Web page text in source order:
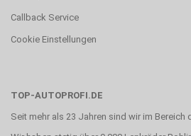
Callback Service
Cookie Einstellungen
TOP-AUTOPROFI.DE
Seit mehr als 23 Jahren sind wir im Bereich